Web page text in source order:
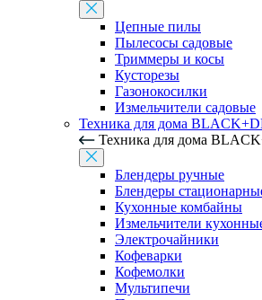
Цепные пилы
Пылесосы садовые
Триммеры и косы
Кусторезы
Газонокосилки
Измельчители садовые
Техника для дома
Техника для дома
Блендеры ручные
Блендеры
Кухонные комбайны
Измельчители
Электрочайники
Кофеварки
Кофемолки
Мультипечи